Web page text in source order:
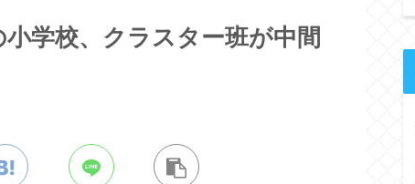
学校、クラスター班が中間